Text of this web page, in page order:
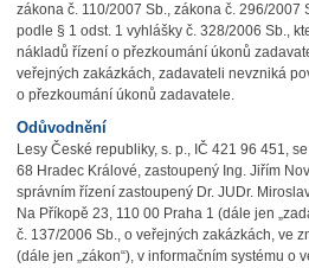
zákona č. 110/2007 Sb., zákona č. 296/2007
podle § 1 odst. 1 vyhlášky č. 328/2006 Sb.,
nákladů řízení o přezkoumání úkonů
veřejných zakázkách, zadavateli nevzniká
o přezkoumání úkonů zadavatele.
Odůvodnění
Lesy České republiky, s. p., IČ 421 96 451,
68 Hradec Králové, zastoupený Ing. Jiřím
správním řízení zastoupený Dr. JUDr.
Na Příkopě 23, 110 00 Praha 1 (dále jen
č. 137/2006 Sb., o veřejných zakázkách, ve
(dále jen „zákon“), v informačním systému o